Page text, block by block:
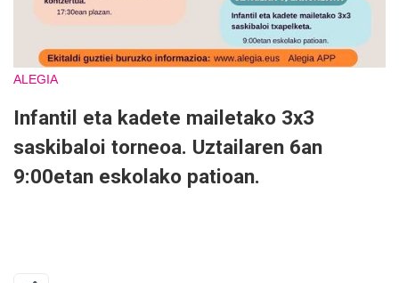
ALEGIA
Infantil eta kadete mailetako 3x3
saskibaloi torneoa. Uztailaren 6an
9:00etan eskolako patioan.